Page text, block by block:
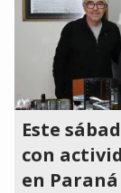
Este
con
en Paraná